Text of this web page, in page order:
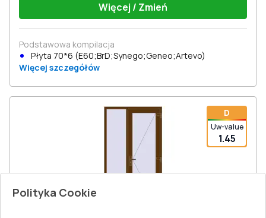
Więcej / Zmień
Podstawowa kompilacja
Płyta 70*6 (E60;BrD;Synego;Geneo;Artevo)
Więcej szczegółów
D
Uw-value
1.45
Polityka Cookie